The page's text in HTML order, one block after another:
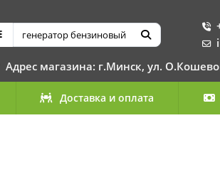
Адрес магазина: г.Минск, ул.
Доставка и оплата